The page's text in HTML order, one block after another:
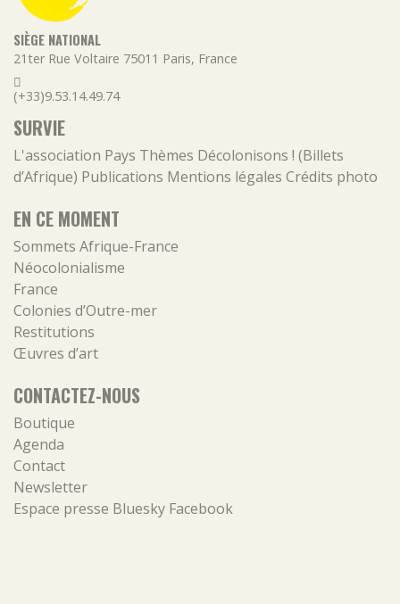
SIÈGE NATIONAL
21ter Rue Voltaire 75011 Paris, France
(+33)9.53.14.49.74
SURVIE
L'association Pays Thèmes Décolonisons ! (Billets
d’Afrique) Publications Mentions légales Crédits photo
EN CE MOMENT
Sommets Afrique-France
Néocolonialisme
France
Colonies d’Outre-mer
Restitutions
Œuvres d’art
CONTACTEZ-NOUS
Boutique
Agenda
Contact
Newsletter
Espace presse Bluesky Facebook